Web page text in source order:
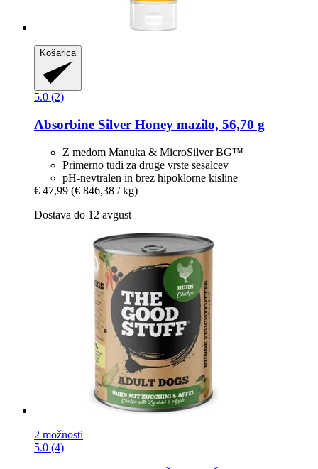
Košarica
5.0 (2)
Absorbine Silver Honey mazilo, 56,70 g
Z medom Manuka & MicroSilver BG™
Primerno tudi za druge vrste sesalcev
pH-nevtralen in brez hipoklorne kisline
€ 47,99 (€ 846,38 / kg)
Dostava do 12 avgust
2 možnosti
5.0 (4)